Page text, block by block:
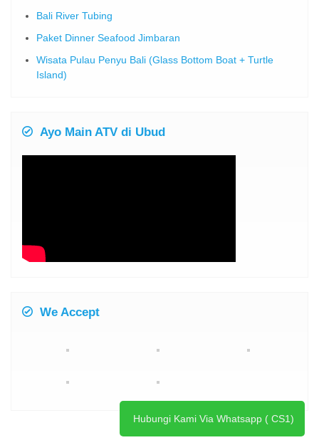
Bali River Tubing
Paket Dinner Seafood Jimbaran
Wisata Pulau Penyu Bali (Glass Bottom Boat + Turtle
Island)
Ayo Main ATV di Ubud
We Accept
Hubungi Kami Via Whatsapp ( CS1)